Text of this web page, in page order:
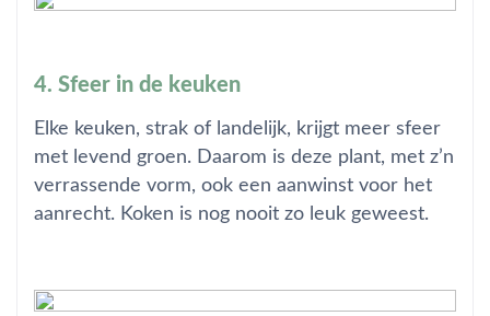
4. Sfeer in de keuken
Elke keuken, strak of landelijk, krijgt meer sfeer
met levend groen. Daarom is deze plant, met z’n
verrassende vorm, ook een aanwinst voor het
aanrecht. Koken is nog nooit zo leuk geweest.